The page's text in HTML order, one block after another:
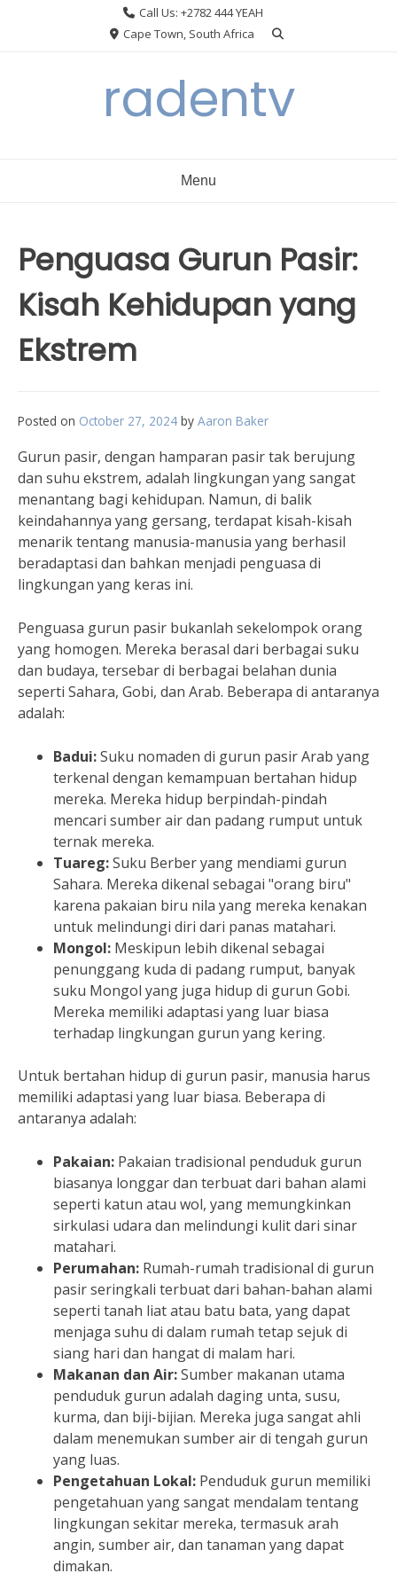
Call Us: +2782 444 YEAH
Cape Town, South Africa
radentv
Menu
Penguasa Gurun Pasir:
Kisah Kehidupan yang
Ekstrem
Posted on October 27, 2024 by Aaron Baker
Gurun pasir, dengan hamparan pasir tak berujung
dan suhu ekstrem, adalah lingkungan yang sangat
menantang bagi kehidupan. Namun, di balik
keindahannya yang gersang, terdapat kisah-kisah
menarik tentang manusia-manusia yang berhasil
beradaptasi dan bahkan menjadi penguasa di
lingkungan yang keras ini.
Penguasa gurun pasir bukanlah sekelompok orang
yang homogen. Mereka berasal dari berbagai suku
dan budaya, tersebar di berbagai belahan dunia
seperti Sahara, Gobi, dan Arab. Beberapa di antaranya
adalah:
Badui:Suku nomaden di gurun pasir Arab yang
terkenal dengan kemampuan bertahan hidup
mereka. Mereka hidup berpindah-pindah
mencari sumber air dan padang rumput untuk
ternak mereka.
Tuareg:Suku Berber yang mendiami gurun
Sahara. Mereka dikenal sebagai "orang biru"
karena pakaian biru nila yang mereka kenakan
untuk melindungi diri dari panas matahari.
Mongol: Meskipun lebih dikenal sebagai
penunggang kuda di padang rumput, banyak
suku Mongol yang juga hidup di gurun Gobi.
Mereka memiliki adaptasi yang luar biasa
terhadap lingkungan gurun yang kering.
Untuk bertahan hidup di gurun pasir, manusia harus
memiliki adaptasi yang luar biasa. Beberapa di
antaranya adalah:
Pakaian: Pakaian tradisional penduduk gurun
biasanya longgar dan terbuat dari bahan alami
seperti katun atau wol, yang memungkinkan
sirkulasi udara dan melindungi kulit dari sinar
matahari.
Perumahan: Rumah-rumah tradisional di gurun
pasir seringkali terbuat dari bahan-bahan alami
seperti tanah liat atau batu bata, yang dapat
menjaga suhu di dalam rumah tetap sejuk di
siang hari dan hangat di malam hari.
Makanan dan Air:Sumber makanan utama
penduduk gurun adalah daging unta, susu,
kurma, dan biji-bijian. Mereka juga sangat ahli
dalam menemukan sumber air di tengah gurun
yang luas.
Pengetahuan Lokal: Penduduk gurun memiliki
pengetahuan yang sangat mendalam tentang
lingkungan sekitar mereka, termasuk arah
angin, sumber air, dan tanaman yang dapat
dimakan.